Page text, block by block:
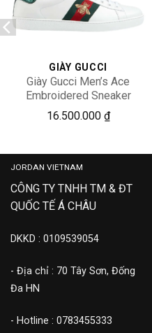
Add to
wishlist
GIÀY GUCCI
Giày Gucci Men’s Ace
Embroidered Sneaker
‎429446-02JP0-9064
16.500.000 ₫
JORDAN VIETNAM
CÔNG TY TNHH TM & ĐT
QUỐC TẾ Á CHÂU
DKKD : 0109539054
- Địa chỉ : 70 Tây Sơn, Đống
Đa HN
- Hotline : 0783455333